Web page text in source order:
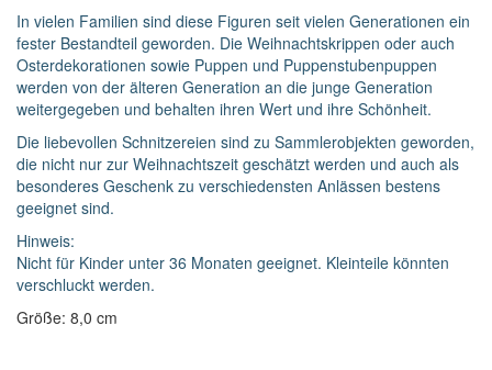
In vielen Familien sind diese Figuren seit vielen Generationen ein
fester Bestandteil geworden. Die Weihnachtskrippen oder auch
Osterdekorationen sowie Puppen und Puppenstubenpuppen
werden von der älteren Generation an die junge Generation
weitergegeben und behalten ihren Wert und ihre Schönheit.
Die liebevollen Schnitzereien sind zu Sammlerobjekten geworden,
die nicht nur zur Weihnachtszeit geschätzt werden und auch als
besonderes Geschenk zu verschiedensten Anlässen bestens
geeignet sind.
Hinweis:
Nicht für Kinder unter 36 Monaten geeignet. Kleinteile könnten
verschluckt werden.
Größe: 8,0 cm